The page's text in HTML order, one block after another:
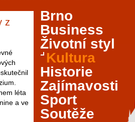
z
léta
a ve
Od
skvělé
ale také
Brno
Business
Životní styl
Kultura
Historie
Zajímavosti
Sport
Soutěže